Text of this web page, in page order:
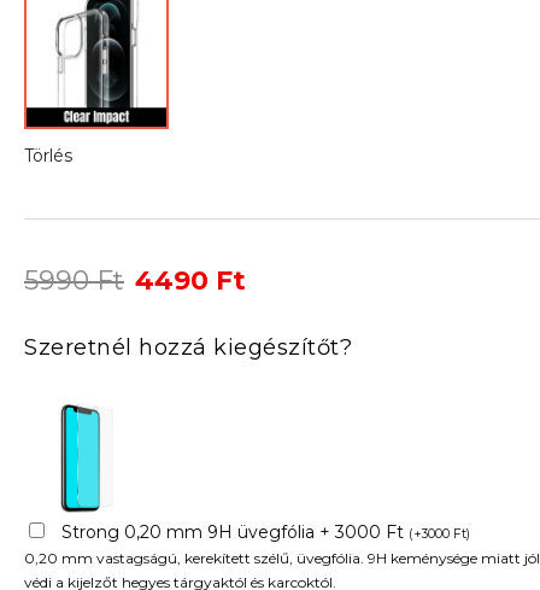
Törlés
5990Ft Original
was:
5990 Ft.
4490 Ft
is:
4490 Ft.
Szeretnél hozzá kiegészítőt?
Strong 0,20 mm 9H üvegfólia + 3000 Ft (+3000 Ft)
0,20 mm vastagságú, kerekített szélű, üvegfólia. 9H keménysége miatt jól
védi a kijelzőt hegyes tárgyaktól és karcoktól.